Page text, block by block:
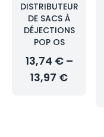
DISTRIBUTEUR
DE SACS À
DÉJECTIONS
POP OS
13,74 € –
13,97 €